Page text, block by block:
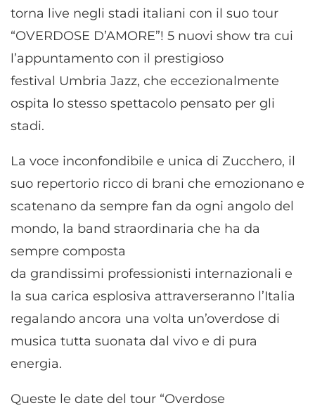
torna live negli stadi italiani con il suo tour
“OVERDOSE D’AMORE”! 5 nuovi show tra cui
l’appuntamento con il prestigioso
festival Umbria Jazz, che eccezionalmente
ospita lo stesso spettacolo pensato per gli
stadi.
La voce inconfondibile e unica di Zucchero, il
suo repertorio ricco di brani che emozionano e
scatenano da sempre fan da ogni angolo del
mondo, la band straordinaria che ha da
sempre composta
da grandissimi professionisti internazionali e
la sua carica esplosiva attraverseranno l’Italia
regalando ancora una volta un’overdose di
musica tutta suonata dal vivo e di pura
energia.
Queste le date del tour “Overdose